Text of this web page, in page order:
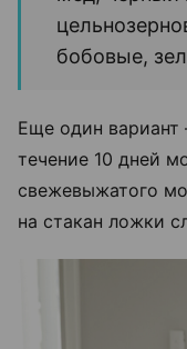
бобовые,
Еще один
течение 10 дней
свежевыжатого
на стакан ложки